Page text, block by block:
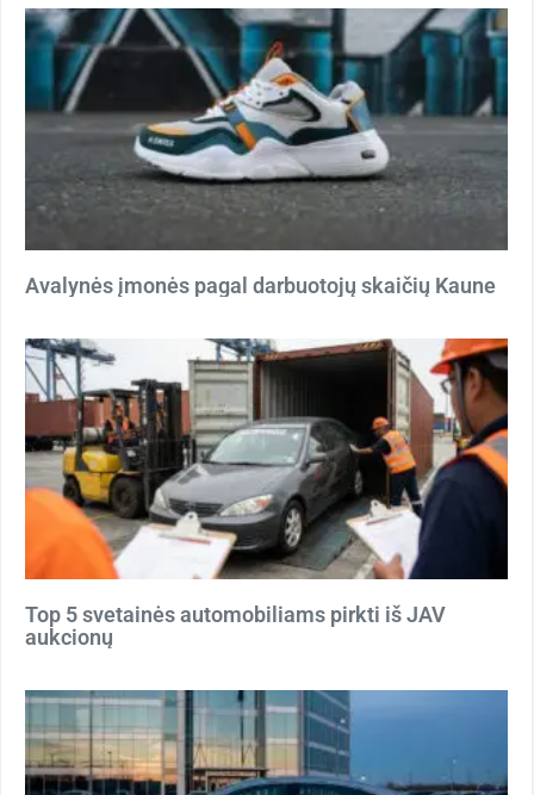
Avalynės įmonės pagal darbuotojų skaičių Kaune
Top 5 svetainės automobiliams pirkti iš JAV
aukcionų